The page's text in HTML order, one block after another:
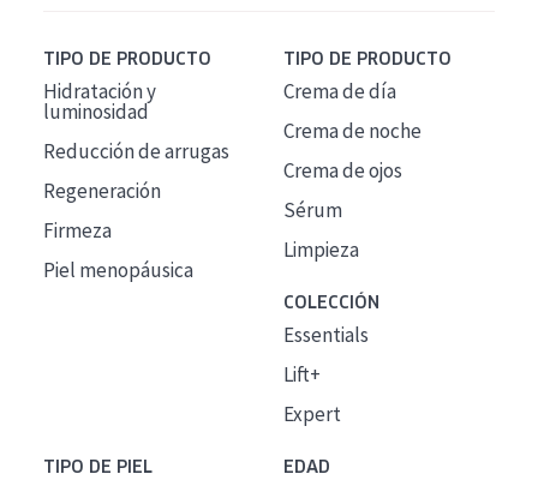
TIPO DE PRODUCTO
Hidratación y
luminosidad
Reducción de arrugas
Regeneración
Firmeza
Piel menopáusica
TIPO DE PRODUCTO
Crema de día
Crema de noche
Crema de ojos
Sérum
Limpieza
COLECCIÓN
Essentials
Lift+
Expert
TIPO DE PIEL EDAD